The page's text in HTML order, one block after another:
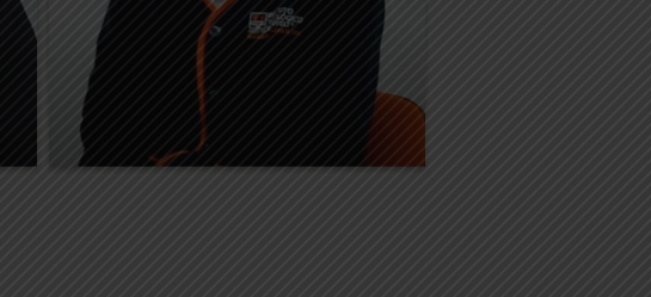
diseño."
Bachillerato en Diseño Gráfico Digital
del Instituto Tecnológico Roosevelt